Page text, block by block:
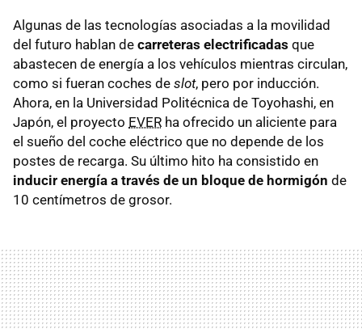
Algunas de las tecnologías asociadas a la movilidad
del futuro hablan de carreteras electrificadas que
abastecen de energía a los vehículos mientras circulan,
como si fueran coches de slot, pero por inducción.
Ahora, en la Universidad Politécnica de Toyohashi, en
Japón, el proyecto EVER ha ofrecido un aliciente para
el sueño del coche eléctrico que no depende de los
postes de recarga. Su último hito ha consistido en
inducir energía a través de un bloque de hormigón de
10 centímetros de grosor.